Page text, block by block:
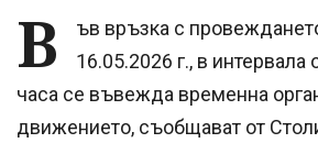
В
ъв връзка с
16.05.2026 г., в интервала
часа се въвежда временна
движението, съобщават от